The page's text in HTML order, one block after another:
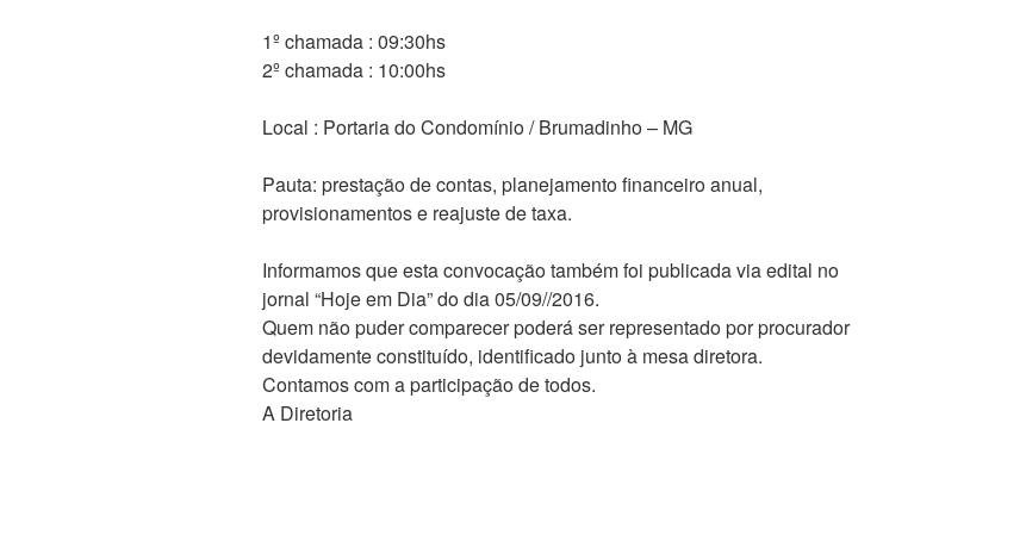
1º chamada : 09:30hs
2º chamada : 10:00hs
Local : Portaria do Condomínio / Brumadinho – MG
Pauta: prestação de contas, planejamento financeiro anual,
provisionamentos e reajuste de taxa.
Informamos que esta convocação também foi publicada via edital no
jornal “Hoje em Dia” do dia 05/09//2016.
Quem não puder comparecer poderá ser representado por procurador
devidamente constituído, identificado junto à mesa diretora.
Contamos com a participação de todos.
A Diretoria